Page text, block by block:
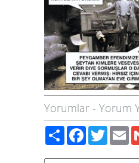
Yorumlar - Yorum
PaylaşFacebook